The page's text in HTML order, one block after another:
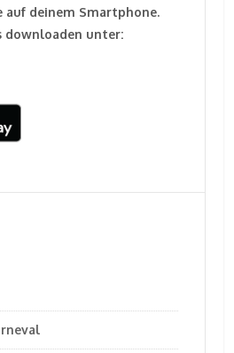
auf deinem Smartphone.
downloaden unter: